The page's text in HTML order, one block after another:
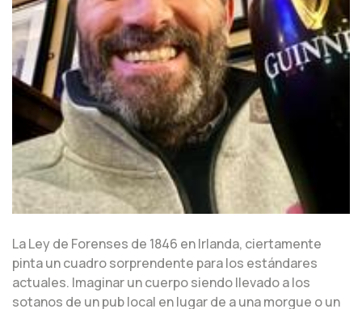
La Ley de Forenses de 1846 en Irlanda, ciertamente
pinta un cuadro sorprendente para los estándares
actuales. Imaginar un cuerpo siendo llevado a los
sotanos de un pub local en lugar de a una morgue o un